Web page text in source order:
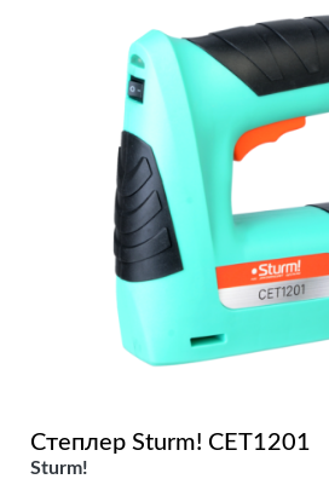
Степлер Sturm! CET1201
Sturm!